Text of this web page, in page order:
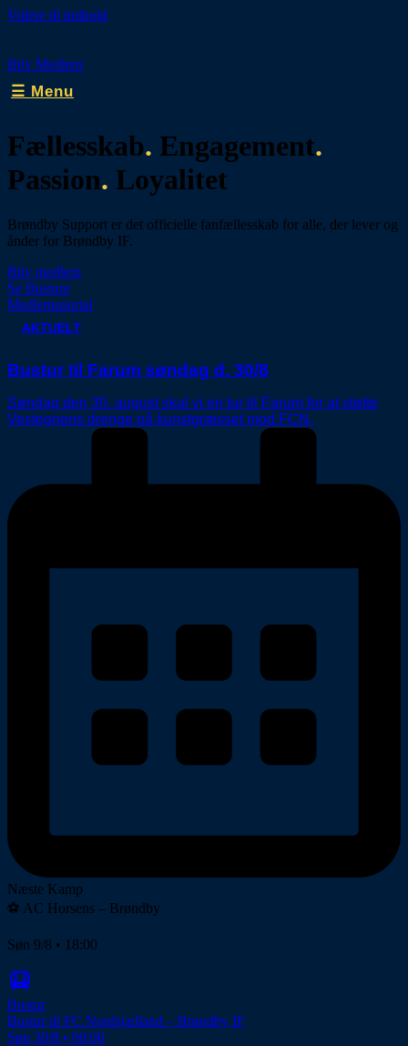
Videre til indhold
Bliv Medlem
☰ Menu
Fællesskab. Engagement.
Passion. Loyalitet
Brøndby Support er det officielle fanfællesskab for alle, der lever og
ånder for Brøndby IF.
Bliv medlem
Se Busture
Medlemsportal
AKTUELT
Bustur til Farum søndag d. 30/8
Søndag den 30. august skal vi en tur til Farum for at støtte
Vestegnens drenge på kunstgræsset mod FCN.
Næste Kamp
⚽️ AC Horsens – Brøndby
Søn 9/8 • 18:00
Bustur
Bustur til FC Nordsjælland – Brøndby IF
Søn 30/8 • 00:00